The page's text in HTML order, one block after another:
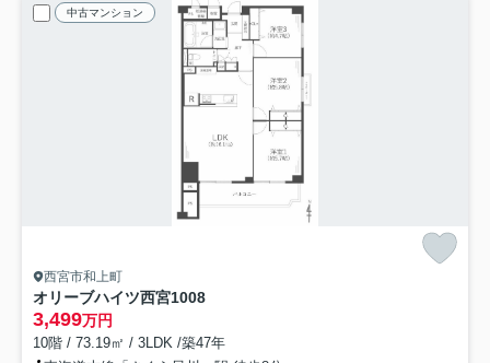
中古マンション
西宮市和上町
オリーブハイツ西宮1008
3,499万円
10階 / 73.19㎡ / 3LDK /築47年